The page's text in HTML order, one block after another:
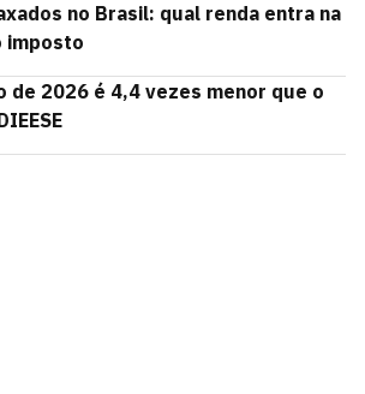
no Brasil: qual renda entra na
imposto
de 2026 é 4,4 vezes menor que o